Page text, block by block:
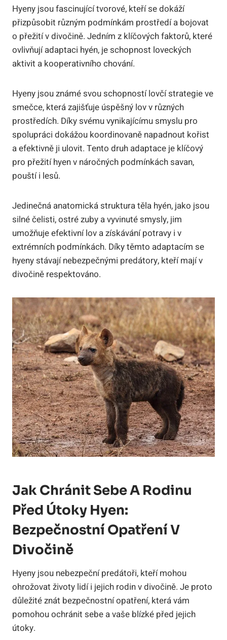
Hyeny jsou fascinující tvorové, kteří se dokáží
přizpůsobit různým podmínkám prostředí a bojovat
o přežití v divočině. Jedním z klíčových faktorů, které
ovlivňují adaptaci hyén, je schopnost loveckých
aktivit a kooperativního chování.
Hyeny jsou známé svou schopností lovčí strategie ve
smečce, která zajišťuje úspěšný lov v různých
prostředích. Díky svému vynikajícímu smyslu pro
spolupráci dokážou koordinovaně napadnout kořist
a efektivně ji ulovit. Tento druh adaptace je klíčový
pro přežití hyen v náročných podmínkách savan,
pouští i lesů.
Jedinečná anatomická struktura těla hyén, jako jsou
silné čelisti, ostré zuby a vyvinuté smysly, jim
umožňuje efektivní lov a získávání potravy i v
extrémních podmínkách. Díky těmto adaptacím se
hyeny stávají nebezpečnými predátory, kteří mají v
divočině respektováno.
Jak Chránit Sebe A Rodinu
Před Útoky Hyen:
Bezpečnostní Opatření V
Divočině
Hyeny jsou nebezpeční predátoři, kteří mohou
ohrožovat životy lidí i jejich rodin v divočině. Je proto
důležité znát bezpečnostní opatření, která vám
pomohou ochránit sebe a vaše blízké před jejich
útoky.